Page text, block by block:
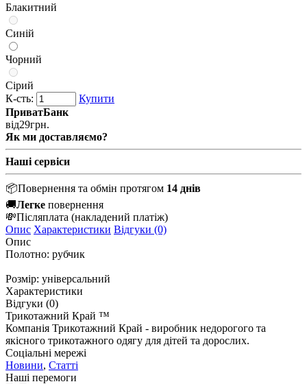
Блакитний
Синій
Чорний
Сірий
К-сть:
Купити
ПриватБанк
від29грн.
Як ми доставляємо?
Наші сервіси
📦Повернення та обмін протягом 14 днів
🚚Легке повернення
💸Післяплата (накладений платіж)
Опис Характеристики Відгуки (0)
Опис
Полотно: рубчик
Розмір: універсальний
Характеристики
Відгуки (0)
Трикотажний Край ™
Компанія Трикотажний Край - виробник недорогого та
якісного трикотажного одягу для дітей та дорослих.
Соціальні мережі
Новини, Статті
Наші перемоги